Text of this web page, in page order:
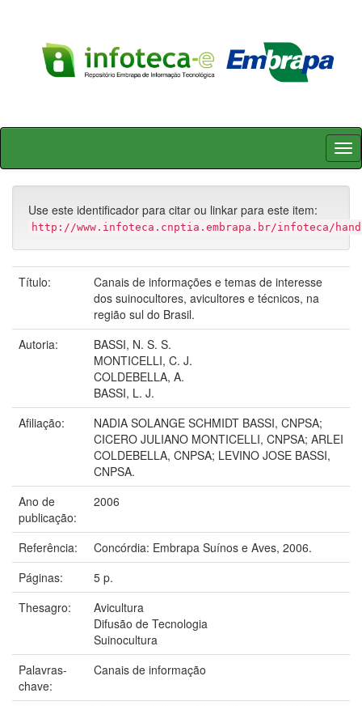
Skip
Use este identificador para citar ou linkar para este item:
http://www.infoteca.cnptia.embrapa.br/infoteca/
Título:
Canais de informações e temas de interesse
dos suinocultores, avicultores e técnicos, na
região sul do Brasil.
Autoria:
BASSI, N. S. S.
MONTICELLI, C. J.
COLDEBELLA, A.
BASSI, L. J.
Afiliação:
NADIA SOLANGE SCHMIDT BASSI, CNPSA;
CICERO JULIANO MONTICELLI, CNPSA; ARLEI
COLDEBELLA, CNPSA; LEVINO JOSE BASSI,
CNPSA.
Ano de
publicação:
2006
Referência:
Concórdia: Embrapa Suínos e Aves, 2006.
Páginas:
5 p.
Thesagro:
Avicultura
Difusão de Tecnologia
Suinocultura
Palavras-
chave:
Canais de informação